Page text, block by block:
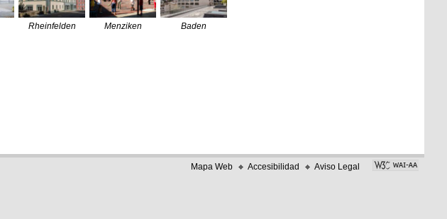
Rheinfelden Menziken Baden
Mapa Web Accesibilidad Aviso Legal